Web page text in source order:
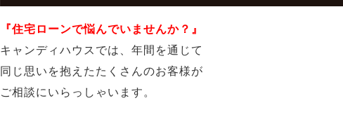
『住宅ローンで悩んでいませんか？』
キャンディハウスでは、年間を通じて
同じ思いを抱えたたくさんのお客様が
ご相談にいらっしゃいます。